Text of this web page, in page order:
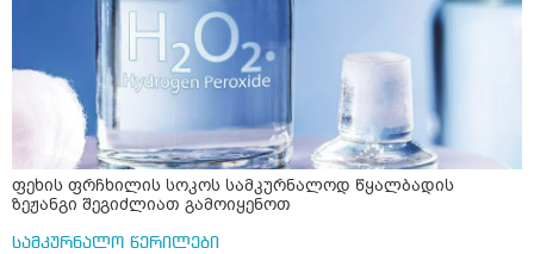
ფეხის ფრჩხილის სოკოს სამკურნალოდ წყალბადის
ზეჟანგი შეგიძლიათ გამოიყენოთ
სამკურნალო წერილები